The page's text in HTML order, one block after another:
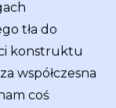
tła do
konstruktu
współczesna
coś